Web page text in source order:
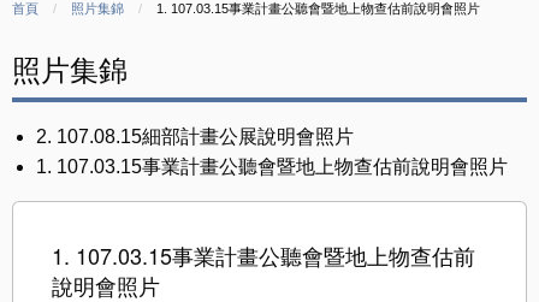
首頁 照片集錦 CURRENT:
1. 107.03.15事業計畫公聽會暨地上物查估前說明會照片
照片集錦
2. 107.08.15細部計畫公展說明會照片
1. 107.03.15事業計畫公聽會暨地上物查估前說明會照片
1. 107.03.15事業計畫公聽會暨地上物查估前
說明會照片